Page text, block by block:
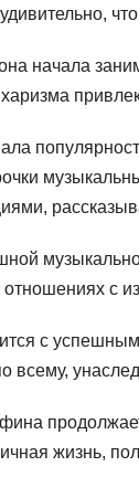
начала
отношениях с
с
всему,
жизнь,